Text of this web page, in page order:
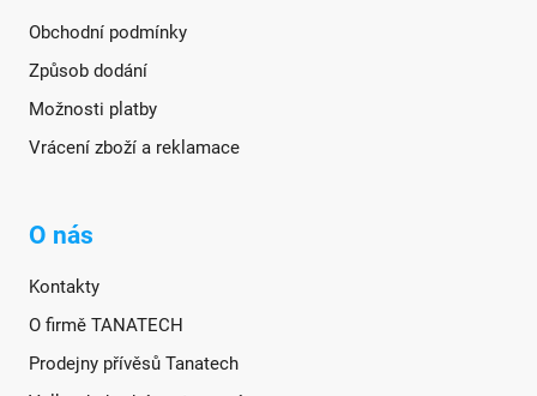
Obchodní podmínky
Způsob dodání
Možnosti platby
Vrácení zboží a reklamace
O nás
Kontakty
O firmě TANATECH
Prodejny přívěsů Tanatech